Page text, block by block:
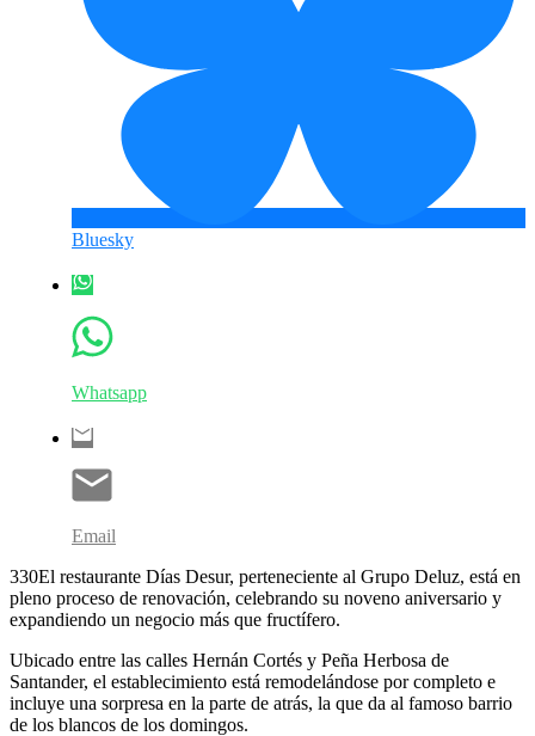
Bluesky
Whatsapp
Email
330El restaurante Días Desur, perteneciente al Grupo Deluz, está en
pleno proceso de renovación, celebrando su noveno aniversario y
expandiendo un negocio más que fructífero.
Ubicado entre las calles Hernán Cortés y Peña Herbosa de
Santander, el establecimiento está remodelándose por completo e
incluye una sorpresa en la parte de atrás, la que da al famoso barrio
de los blancos de los domingos.